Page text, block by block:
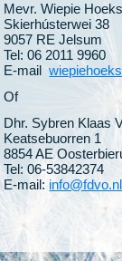
Mevr. Wiepie
Skierhústerwei 38
9057 RE Jelsum
Tel: 06 2011 9960
E-mail
Of
Dhr. Sybren Klaas
Keatsebuorren 1
8854 AE
Tel: 06-53842374
E-mail: info@fdvo.nl